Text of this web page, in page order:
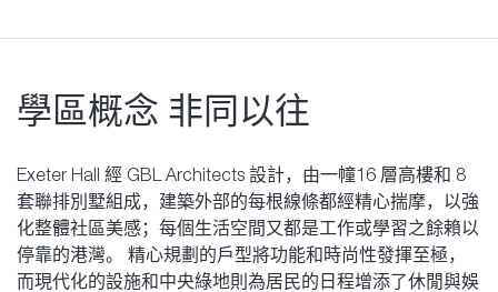
學區概念 非同以往
Exeter Hall 經 GBL Architects 設計，由一幢16 層高樓和 8
套聯排別墅組成，建築外部的每根線條都經精心揣摩，以強
化整體社區美感；每個生活空間又都是工作或學習之餘賴以
停靠的港灣。 精心規劃的戶型將功能和時尚性發揮至極，
而現代化的設施和中央綠地則為居民的日程增添了休閒與娛